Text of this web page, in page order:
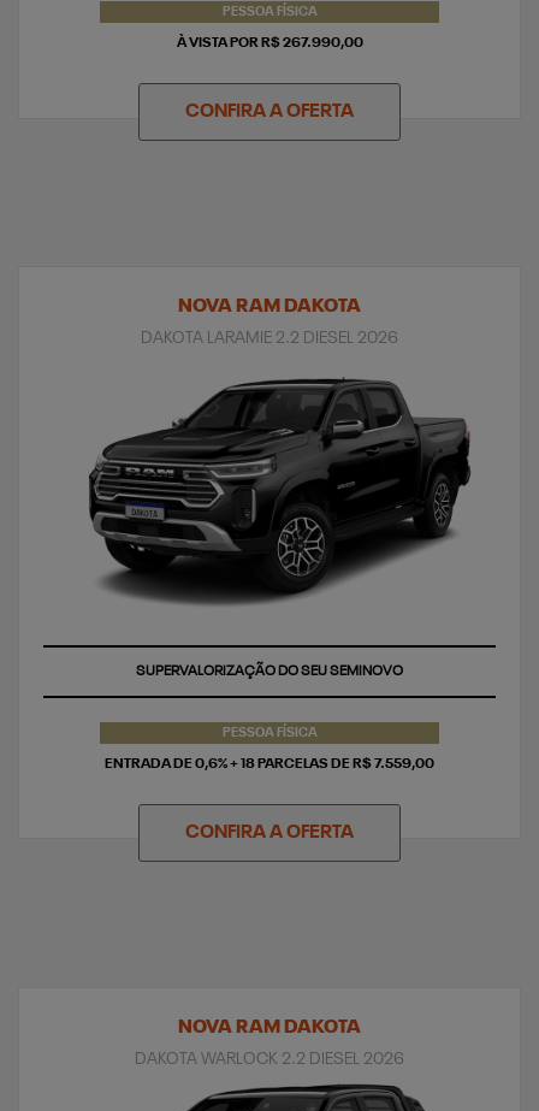
PESSOA FÍSICA
À VISTA POR R$ 267.990,00
CONFIRA A OFERTA
NOVA RAM DAKOTA
DAKOTA LARAMIE 2.2 DIESEL 2026
TAXA ZERO
PESSOA FÍSICA
ENTRADA DE 0,6% + 18 PARCELAS DE R$ 7.559,00
CONFIRA A OFERTA
NOVA RAM DAKOTA
DAKOTA WARLOCK 2.2 DIESEL 2026